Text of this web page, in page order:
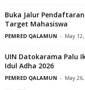
Buka Jalur
Target Mahasiswa
PEMRED QALAMUN - May 12,
UIN Datokarama Palu
Idul Adha 2026
PEMRED QALAMUN - May